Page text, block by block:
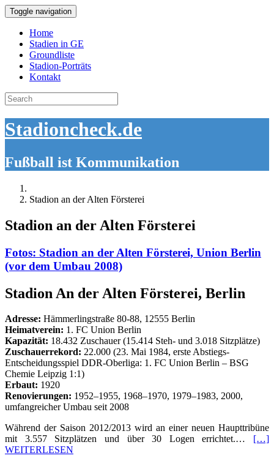
Toggle navigation
Home
Stadien in GE
Groundliste
Stadion-Porträts
Kontakt
Search
for:
Stadioncheck.de
Fußball ist Kommunikation
Stadion an der Alten Försterei
Stadion an der Alten Försterei
Fotos: Stadion an der Alten Försterei, Union Berlin
(vor dem Umbau 2008)
Stadion An der Alten Försterei, Berlin
Adresse: Hämmerlingstraße 80-88, 12555 Berlin
Heimatverein: 1. FC Union Berlin
Kapazität: 18.432 Zuschauer (15.414 Steh- und 3.018 Sitzplätze)
Zuschauerrekord: 22.000 (23. Mai 1984, erste Abstiegs-
Entscheidungsspiel DDR-Oberliga: 1. FC Union Berlin – BSG
Chemie Leipzig 1:1)
Erbaut: 1920
Renovierungen: 1952–1955, 1968–1970, 1979–1983, 2000,
umfangreicher Umbau seit 2008
Während der Saison 2012/2013 wird an einer neuen Haupttribüne
mit 3.557 Sitzplätzen und über 30 Logen errichtet.… […]
WEITERLESEN